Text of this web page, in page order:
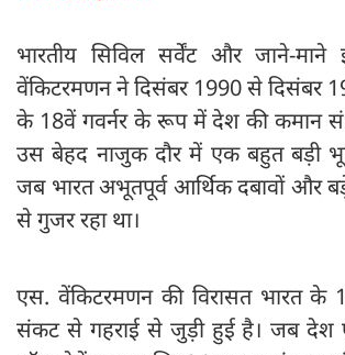
​भारतीय सिविल सर्वेंट और जाने-माने
वेंकिटरमणन ने दिसंबर 1990 से दिसंबर
के 18वें गवर्नर के रूप में देश की कमान
उस बेहद नाजुक दौर में एक बहुत बड़ी
जब भारत अभूतपूर्व आर्थिक दबावों और
से गुजर रहा था।
​एस. वेंकिटरमणन की विरासत भारत के
संकट से गहराई से जुड़ी हुई है। जब